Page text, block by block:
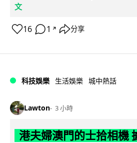
文
16 1 ↗ 分享
科技娛樂 生活娛樂 城中熱話
Lawton 3 小時
港夫婦澳門的士拾相機